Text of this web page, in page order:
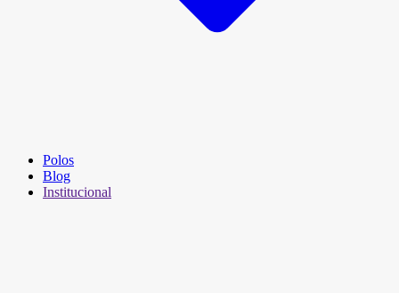
Polos
Blog
Institucional